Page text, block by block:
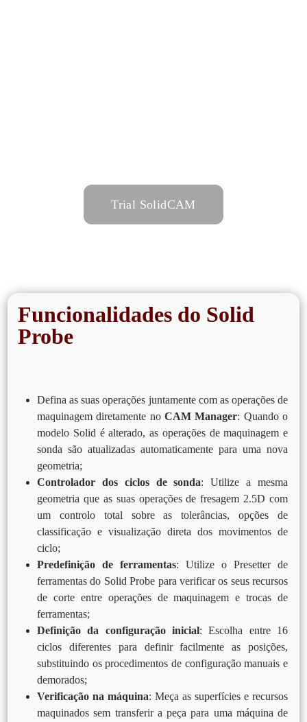
Trial SolidCAM
Funcionalidades do Solid
Probe
Defina as suas operações juntamente com as operações de
maquinagem diretamente no CAM Manager: Quando o
modelo Solid é alterado, as operações de maquinagem e
sonda são atualizadas automaticamente para uma nova
geometria;
Controlador dos ciclos de sonda: Utilize a mesma
geometria que as suas operações de fresagem 2.5D com
um controlo total sobre as tolerâncias, opções de
classificação e visualização direta dos movimentos de
ciclo;
Predefinição de ferramentas: Utilize o Presetter de
ferramentas do Solid Probe para verificar os seus recursos
de corte entre operações de maquinagem e trocas de
ferramentas;
Definição da configuração inicial: Escolha entre 16
ciclos diferentes para definir facilmente as posições,
substituindo os procedimentos de configuração manuais e
demorados;
Verificação na máquina: Meça as superfícies e recursos
maquinados sem transferir a peça para uma máquina de